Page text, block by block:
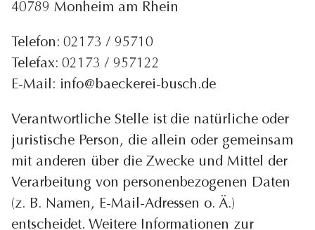
40789 Monheim am Rhein
Telefon: 02173 / 95710
Telefax: 02173 / 957122
E-Mail: info@baeckerei-busch.de
Verantwortliche Stelle ist die natürliche oder
juristische Person, die allein oder gemeinsam
mit anderen über die Zwecke und Mittel der
Verarbeitung von personenbezogenen Daten
(z. B. Namen, E-Mail-Adressen o. Ä.)
entscheidet. Weitere Informationen zur